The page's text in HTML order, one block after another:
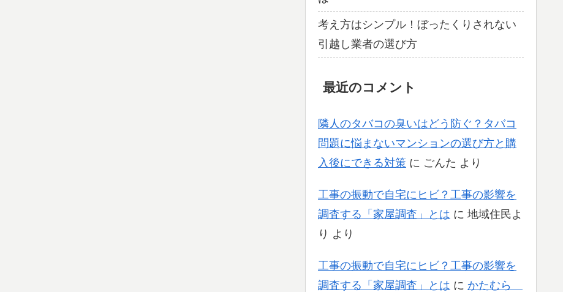
考え方はシンプル！ぼったくりされない
引越し業者の選び方
最近のコメント
隣人のタバコの臭いはどう防ぐ？タバコ
問題に悩まないマンションの選び方と購
入後にできる対策 に ごんた より
工事の振動で自宅にヒビ？工事の影響を
調査する「家屋調査」とは に 地域住民よ
り より
工事の振動で自宅にヒビ？工事の影響を
調査する「家屋調査」とは に かたむら